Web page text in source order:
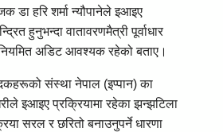
डा हरि शर्मा न्यौपानेले इआइए
हुनुभन्दा वातावरणमैत्री पूर्वाधार
अडिट आवश्यक रहेको बताए।
संस्था नेपाल (इप्पान) का
इआइए प्रक्रियामा रहेका झन्झटिला
सरल र छरितो बनाउनुपर्ने धारणा